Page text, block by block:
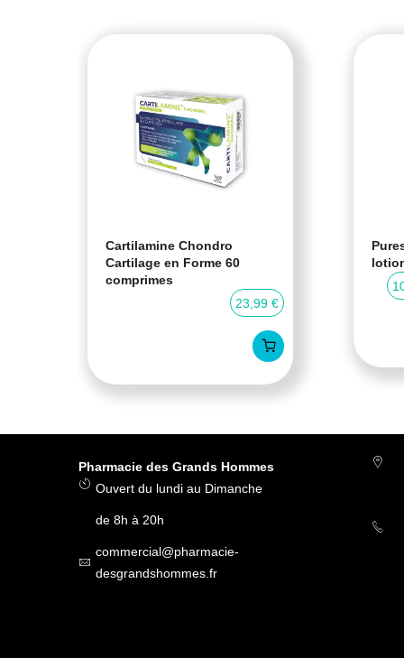
Cartilamine Chondro
Cartilage en Forme 60
comprimes
23,99 €
Pharmacie des Grands Hommes
Ouvert du lundi au Dimanche
de 8h à 20h
commercial@pharmacie-
desgrandshommes.fr